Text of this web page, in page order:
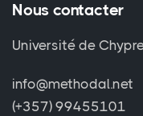
Nous contacter
Université de
info@methodal.net
(+357) 99455101